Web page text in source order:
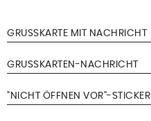
GRUSSKARTE MIT NACHRICHT
GRUSSKARTEN-NACHRICHT
"NICHT ÖFFNEN VOR"-STICKER